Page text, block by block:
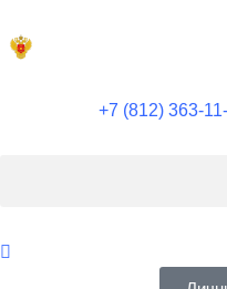
+7 (812) 363-